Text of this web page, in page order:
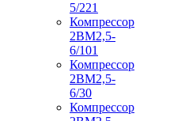
5/221
Компрессор
2ВМ2,5-
6/101
Компрессор
2ВМ2,5-
6/30
Компрессор